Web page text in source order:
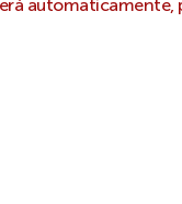
automaticamente,